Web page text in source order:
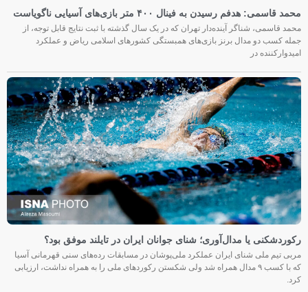
محمد قاسمی: هدفم رسیدن به فینال ۴۰۰ متر بازی‌های آسیایی ناگویاست
محمد قاسمی، شناگر آینده‌دار تهران که در یک سال گذشته با ثبت نتایج قابل توجه، از
جمله کسب دو مدال برنز بازی‌های همبستگی کشورهای اسلامی ریاض و عملکرد
امیدوارکننده در
رکوردشکنی یا مدال‌آوری؛ شنای جوانان ایران در تایلند موفق بود؟
مربی تیم ملی شنای ایران عملکرد ملی‌پوشان در مسابقات رده‌های سنی قهرمانی آسیا
که با کسب ۹ مدال همراه شد ولی شکستن رکوردهای ملی را به همراه نداشت، ارزیابی
کرد.